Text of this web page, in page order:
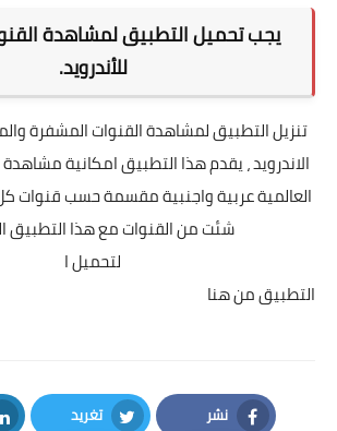
يجب تحميل التطبيق لمشاهدة
للأندرويد.
تنزيل التطبيق لمشاهدة القنوات المشفرة
الاندرويد ، يقدم هذا التطبيق امكانية
العالمية عربية واجنبية مقسمة حسب قنوات كل
شئت من القنوات مع هذا التطبيق
لتحميل ا
التطبيق من هنا
نشر تغريد